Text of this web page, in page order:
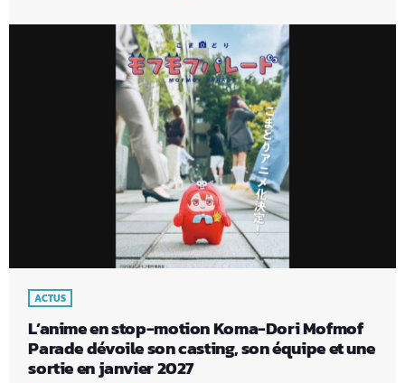
ACTUS
L’anime en stop-motion Koma-Dori Mofmof
Parade dévoile son casting, son équipe et une
sortie en janvier 2027